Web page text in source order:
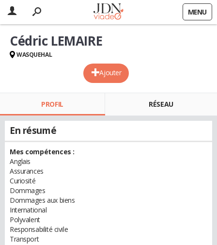
MENU
Ajouter
Cédric LEMAIRE
WASQUEHAL
PROFIL RÉSEAU
En résumé
Mes compétences :
Anglais
Assurances
Curiosité
Dommages
Dommages aux biens
International
Polyvalent
Responsabilité civile
Transport